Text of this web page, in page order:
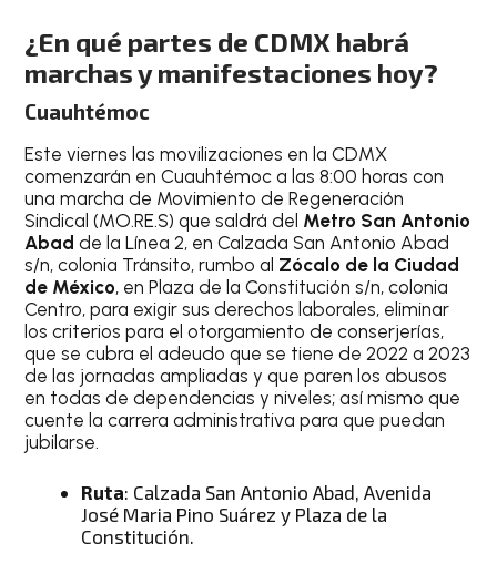
¿En qué partes de CDMX habrá
marchas y manifestaciones hoy?
Cuauhtémoc
Este viernes las movilizaciones en la CDMX
comenzarán en Cuauhtémoc a las 8:00 horas con
una marcha de Movimiento de Regeneración
Sindical (MO.RE.S) que saldrá del Metro San Antonio
Abad de la Línea 2, en Calzada San Antonio Abad
s/n, colonia Tránsito, rumbo al Zócalo de la Ciudad
de México, en Plaza de la Constitución s/n, colonia
Centro, para exigir sus derechos laborales, eliminar
los criterios para el otorgamiento de conserjerías,
que se cubra el adeudo que se tiene de 2022 a 2023
de las jornadas ampliadas y que paren los abusos
en todas de dependencias y niveles; así mismo que
cuente la carrera administrativa para que puedan
jubilarse.
Ruta: Calzada San Antonio Abad, Avenida
José Maria Pino Suárez y Plaza de la
Constitución.